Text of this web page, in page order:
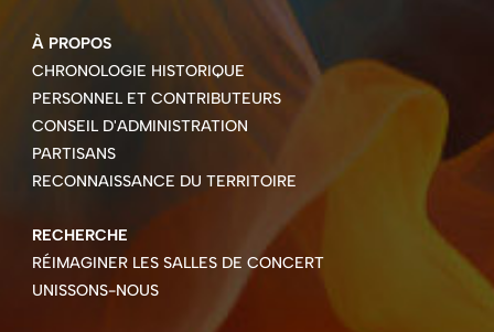
À PROPOS
CHRONOLOGIE HISTORIQUE
PERSONNEL ET CONTRIBUTEURS
CONSEIL D'ADMINISTRATION
PARTISANS
RECONNAISSANCE DU TERRITOIRE
RECHERCHE
RÉIMAGINER LES SALLES DE CONCERT
UNISSONS-NOUS